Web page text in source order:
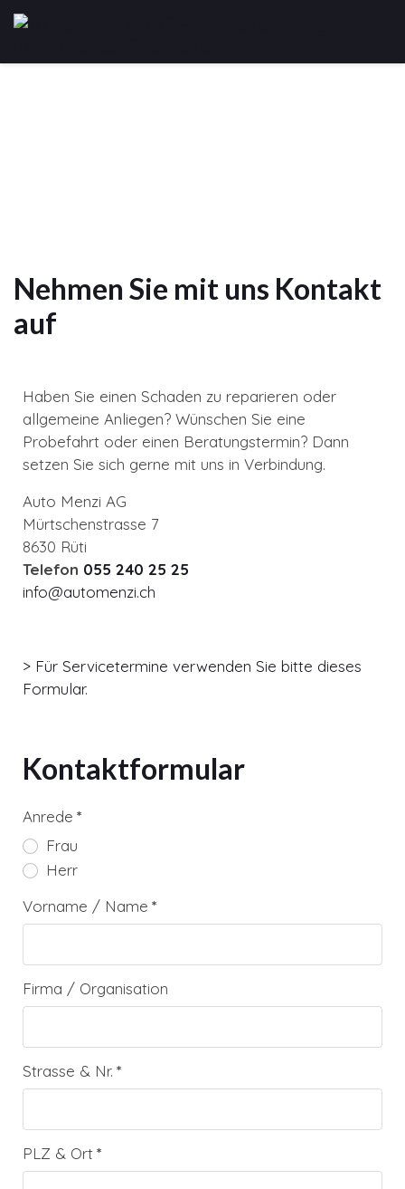
Nehmen Sie mit uns Kontakt
auf
Haben Sie einen Schaden zu reparieren oder
allgemeine Anliegen? Wünschen Sie eine
Probefahrt oder einen Beratungstermin? Dann
setzen Sie sich gerne mit uns in Verbindung.
Auto Menzi AG
Mürtschenstrasse 7
8630 Rüti
Telefon 055 240 25 25
info@automenzi.ch
> Für Servicetermine verwenden Sie bitte dieses
Formular.
Kontaktformular
Anrede *
Frau
Herr
Vorname / Name *
Firma / Organisation
Strasse & Nr. *
PLZ & Ort *